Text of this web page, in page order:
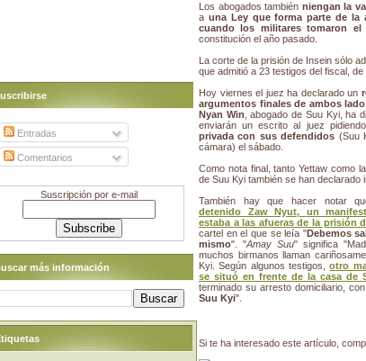
Los abogados también niengan la
a una Ley que forma parte de la
cuando los militares tomaron el
constitución el año pasado.
La corte de la prisión de Insein sólo
que admitió a 23 testigos del fiscal,
Hoy viernes el juez ha declarado un
argumentos finales de ambos
Nyan Win , abogado de Suu Kyi, ha
enviarán un escrito al juez
privada con sus defendidos (Suu
cámara) el sábado.
Como nota final, tanto Yettaw como
de Suu Kyi también se han declarado
También hay que hacer notar
detenido Zaw Nyut,
un
estaba a las afueras de la prisión
cartel en el que se leía "Debemos
mismo". "Amay Suu" significa
muchos birmanos llaman
Kyi. Según algunos testigos,otro
se situó en frente de la casa de
terminado su arresto domiciliario,
Suu Kyi".
Si te ha interesado este artículo,
Entradas
Comentarios
Suscripción por e-mail
más información